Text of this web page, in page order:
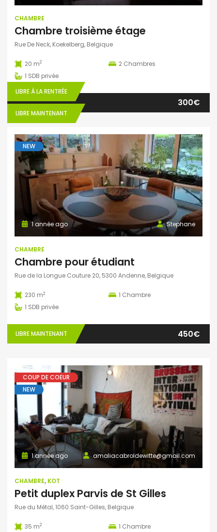
CHAMBRE
Chambre troisième étage
Rue De Neck, Koekelberg, Belgique
20 m2 2 Chambres
1 SDB privée
LIBRE À LA RENTRÉE
LIBRE MAINTENANT
300€
NEW
Stephane
1 année ago
CHAMBRE
Chambre pour étudiant
Rue de la Longue Couture 20, 5300 Andenne, Belgique
230 m2 1 Chambre
1 SDB privée
LIBRE MAINTENANT 450€
COUP DE COEUR
NEW
amaliacabroldewitte@gmail.com
1 année ago
CHAMBRE, KOT
Petit duplex Parvis de St Gilles
Rue du Métal, 1060 Saint-Gilles, Belgique
35 m2 1 Chambre